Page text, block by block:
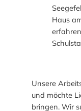
Haus
Unsere
und möchte
bringen. Wir